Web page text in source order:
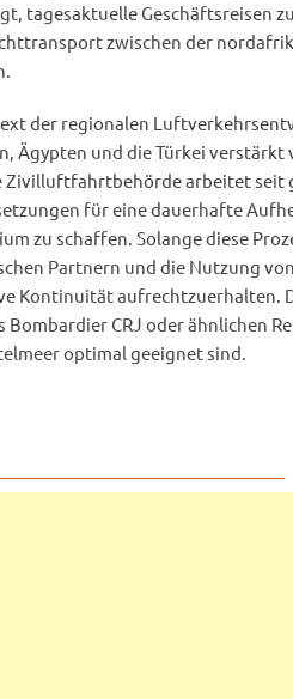
tagesaktuelle Geschäftsreisen
zwischen der
der regionalen
Ägypten und die Türkei
Zivilluftfahrtbehörde arbeitet seit
für eine dauerhafte
zu schaffen. Solange diese
Partnern und die Nutzung
Kontinuität aufrechtzuerhalten.
Bombardier CRJ oder ähnlichen
optimal geeignet sind.